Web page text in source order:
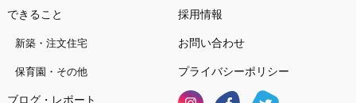
できること
新築・注文住宅
保育園・その他
ブログ・レポート
採用情報
お問い合わせ
プライバシーポリシー